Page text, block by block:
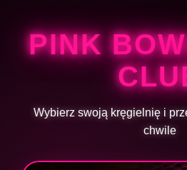
PINK
Wybierz swoją kręgielnię i
chwile